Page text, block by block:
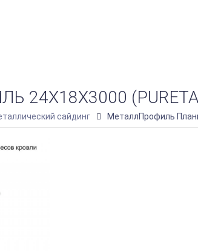
сайдинг МеталлПрофиль